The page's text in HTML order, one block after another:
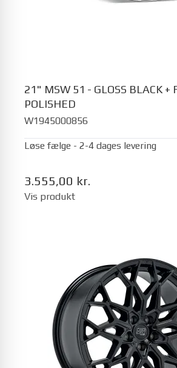
21" MSW 51 - GLOSS BLACK +
POLISHED
W1945000856
Løse fælge - 2-4 dages levering
3.555,00 kr.
Vis produkt